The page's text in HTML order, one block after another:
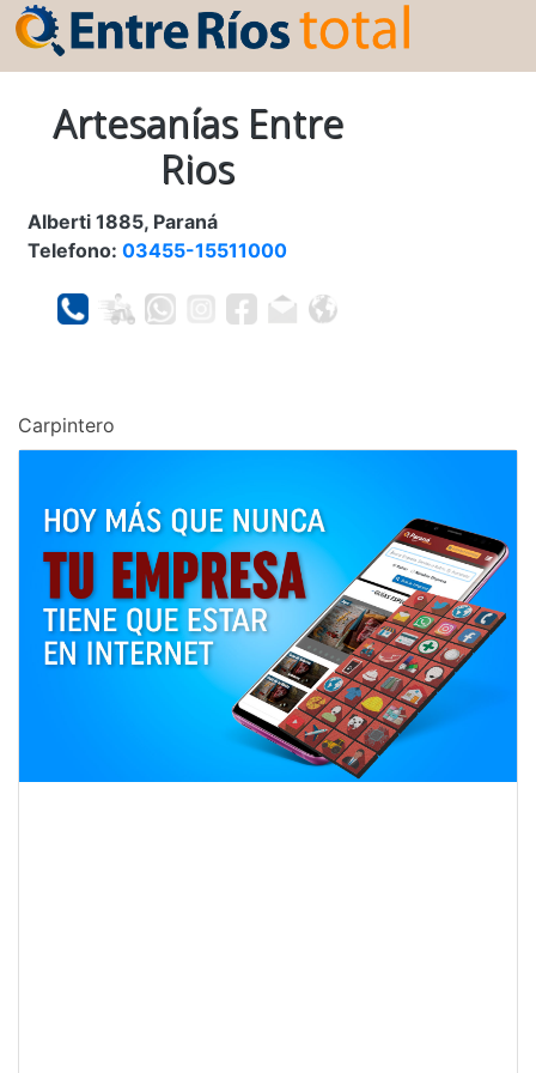
Artesanías Entre
Rios
Alberti 1885, Paraná
Telefono: 03455-15511000
Carpintero